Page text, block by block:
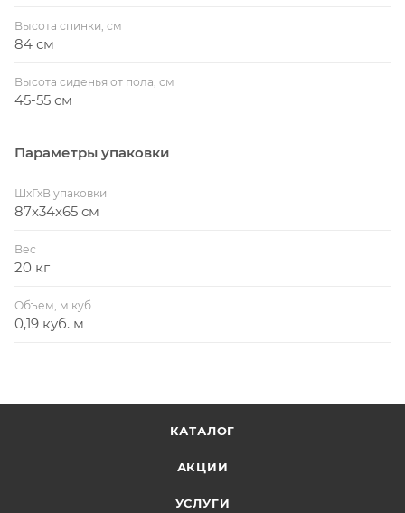
Высота спинки, см
84 см
Высота сиденья от пола, см
45-55 см
Параметры упаковки
ШхГхВ упаковки
87x34x65 см
Вес
20 кг
Объем, м.куб
0,19 куб. м
КАТАЛОГ
АКЦИИ
УСЛУГИ